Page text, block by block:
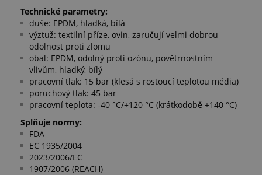
Technické parametry:
duše: EPDM, hladká, bílá
výztuž: textilní příze, ovin, zaručují velmi dobrou
odolnost proti zlomu
obal: EPDM, odolný proti ozónu, povětrnostním
vlivům, hladký, bílý
pracovní tlak: 15 bar (klesá s rostoucí teplotou média)
poruchový tlak: 45 bar
pracovní teplota: -40 °C/+120 °C (krátkodobě +140 °C)
Splňuje normy:
FDA
EC 1935/2004
2023/2006/EC
1907/2006 (REACH)